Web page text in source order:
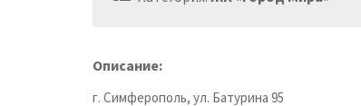
Описание:
г. Симферополь, ул. Батурина 95